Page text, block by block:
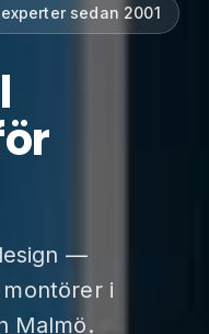
sedan 2001
—
i
Malmö.